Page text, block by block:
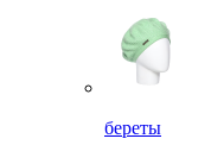
береты